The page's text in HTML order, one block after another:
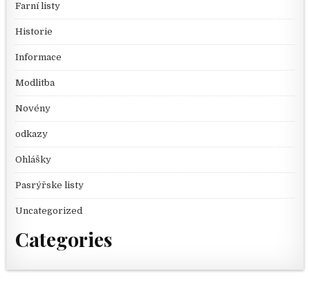
Farní listy
Historie
Informace
Modlitba
Novény
odkazy
Ohlášky
Pasrýřske listy
Uncategorized
Categories